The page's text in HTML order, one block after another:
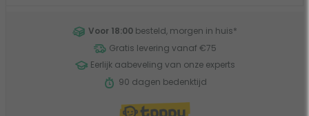
Voor 18:00 besteld, morgen in huis*
Gratis levering vanaf €75
Eerlijk aabeveling van onze experts
90 dagen bedenktijd